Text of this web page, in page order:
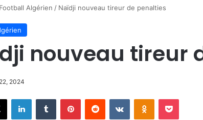
Football Algérien / Naïdji nouveau tireur de penalties
nouveau tireur
2024
X LinkedinTumblr PinterestReddit VKontakteOdnoklassniki
Pocket